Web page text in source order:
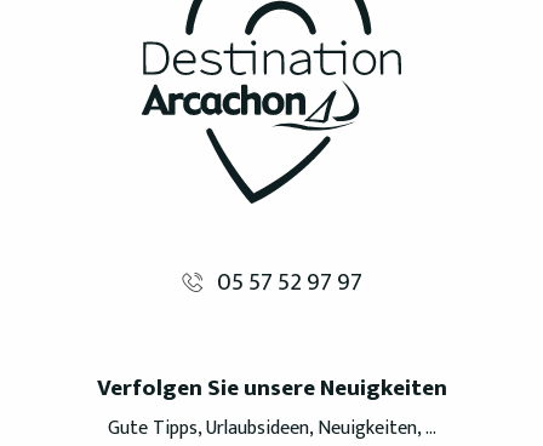
05 57 52 97 97
Verfolgen Sie unsere Neuigkeiten
Gute Tipps, Urlaubsideen, Neuigkeiten, ...